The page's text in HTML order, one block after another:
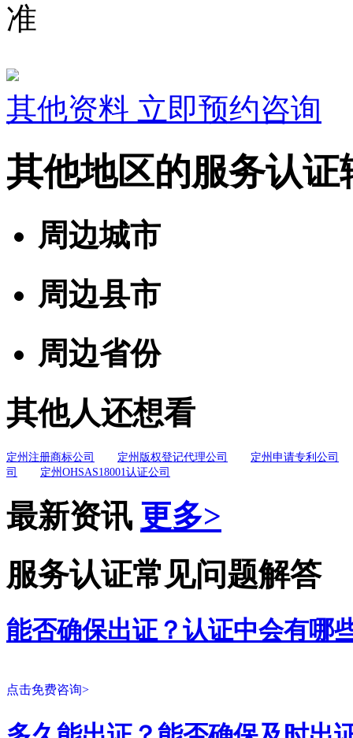
准
其他资料 立即预约咨询
其他地区的服务认证
周边城市
周边县市
周边省份
其他人还想看
定州注册商标公司 定州版权登记代理公司
定州申请专利公司
司
定州OHSAS18001认证公司
最新资讯 更多>
服务认证常见问题解答
能否确保出证？认证中会有哪
点击免费咨询>